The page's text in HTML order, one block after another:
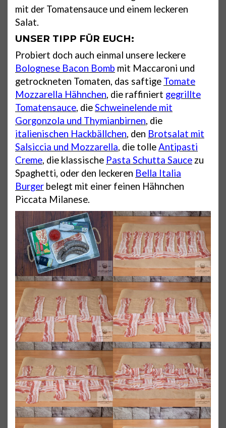
mit der Tomatensauce und einem leckeren
Salat.
UNSER TIPP FÜR EUCH:
Probiert doch auch einmal unsere leckere
Bolognese Bacon Bomb mit Maccaroni und
getrockneten Tomaten, das saftige Tomate
Mozzarella Hähnchen, die raffiniert gegrillte
Tomatensauce, dieSchweinelende mit
Gorgonzola und Thymianbirnen, die
italienischen Hackbällchen, den Brotsalat mit
Salsiccia und Mozzarella, die tolleAntipasti
Creme, die klassische Pasta Schutta Sauce zu
Spaghetti, oder den leckeren Bella Italia
Burger belegt mit einer feinen Hähnchen
Piccata Milanese.